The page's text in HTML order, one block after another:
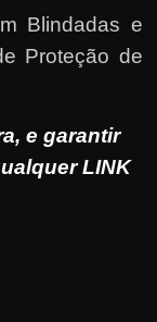
Blindadas e
Proteção de
e garantir
LINK